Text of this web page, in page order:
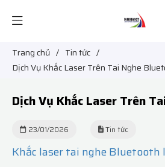
Trang chủ / Tin tức /
Dịch Vụ Khắc Laser Trên Tai Nghe
Dịch Vụ Khắc Laser Trên
23/01/2026 Tin tức
Khắc laser tai nghe Bluetooth